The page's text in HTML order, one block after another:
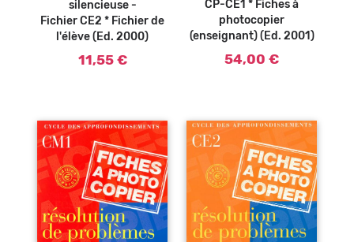
silencieuse -
Fichier CE2 * Fichier de
l'élève (Ed. 2000)
11,55 €
CP-CE1 * Fiches à
photocopier
(enseignant) (Ed. 2001)
54,00 €